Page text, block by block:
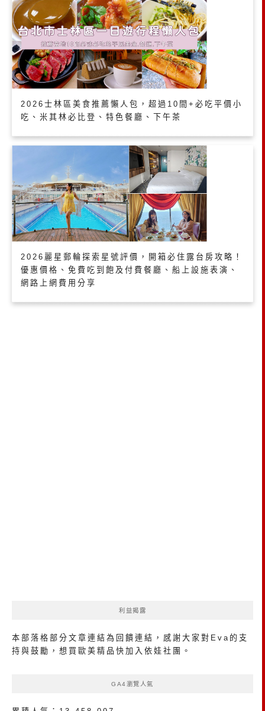
2026士林區美食推薦懶人包，超過10間+必吃平價小
吃、米其林必比登、特色餐廳、下午茶
2026麗星郵輪探索星號評價，開箱必住露台房攻略！
優惠價格、免費吃到飽及付費餐廳、船上設施表演、
網路上網費用分享
利益揭露
本部落格部分文章連結為回饋連結，感謝大家對Eva的支
持與鼓勵，想買歐美精品 快加入依娃社團 。
GA4瀏覽人氣